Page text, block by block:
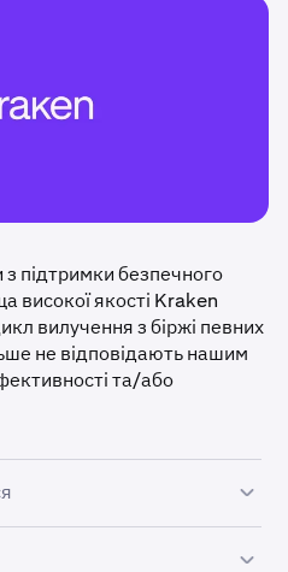
з підтримки безпечного
високої якості Kraken
вилучення з біржі певних
не відповідають нашим
та/або
вилучення з біржі: